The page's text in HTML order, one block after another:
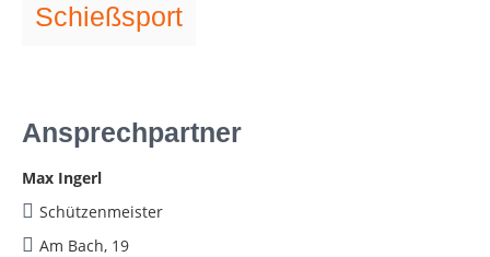
Schießsport
Ansprechpartner
Max Ingerl
Schützenmeister
Am Bach, 19